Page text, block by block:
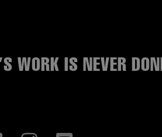
WORK IS NEVER